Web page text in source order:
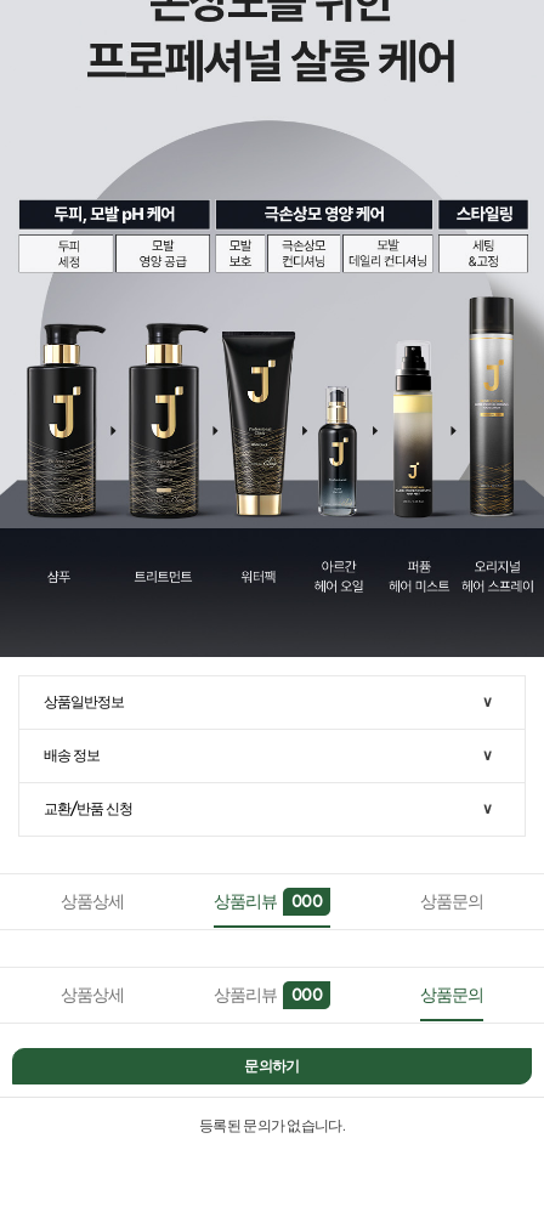
상품일반정보 ∨
배송 정보 ∨
교환/반품 신청 ∨
상품상세 상품리뷰 000 상품문의
상품상세 상품리뷰 000 상품문의
문의하기
등록된 문의가 없습니다.